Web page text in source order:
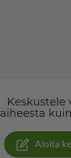
Keskustele
aiheesta
Aloita